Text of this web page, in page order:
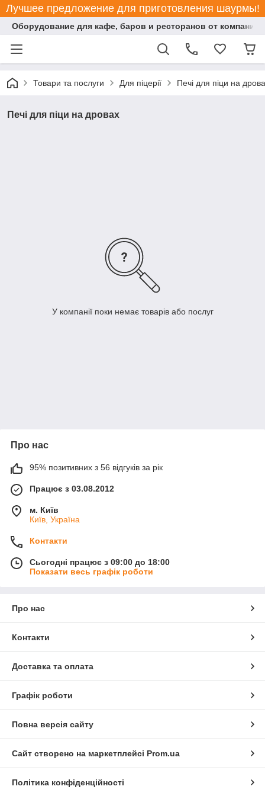
Лучшее предложение для приготовления шаурмы!
Оборудование для кафе, баров и ресторанов от компании
Товари та послуги Для піцерії Печі для піци на
Печі для піци на дровах
У компанії поки немає товарів або послуг
Про нас
95% позитивних з 56 відгуків за рік
Працює з 03.08.2012
м. Київ
Київ, Україна
Контакти
Сьогодні працює з 09:00 до 18:00
Показати весь графік роботи
Про нас
Контакти
Доставка та оплата
Графік роботи
Повна версія сайту
Сайт створено на маркетплейсі Prom.ua
Політика конфіденційності